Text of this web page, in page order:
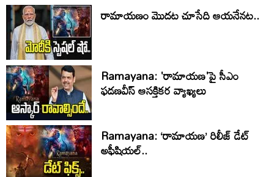
రామాయణం మొదట చూసేది ఆయనేనట..
Ramayana: 'రామాయణ'పై సీఎం
ఫడణవీస్ ఆసక్తికర వ్యాఖ్యలు
Ramayana: ‘రామాయణ’ రిలీజ్ డేట్
అఫీషియల్‌..